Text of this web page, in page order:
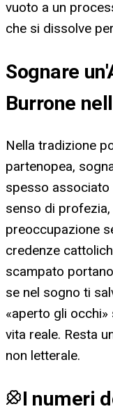
vuoto a un
che si dissolve
Sognare
Burrone
Nella tradizione
partenopea,
spesso associato
senso di
preoccupazione
credenze
scampato
se nel sogno ti
«aperto gli
vita reale. Resta
non letterale.
I numeri